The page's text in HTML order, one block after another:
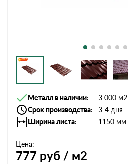
Металл в наличии
3 000 м2
Срок производства
3-4 дня
Ширина листа
1150 мм
Цена:
777 руб / м2